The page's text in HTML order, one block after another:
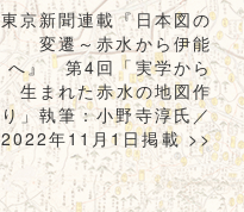
東京新聞連載『日本図の
変遷～赤水から伊能
へ』 第4回「実学から
生まれた赤水の地図作
り」執筆：小野寺淳氏／
2022年11月1日掲載 >>